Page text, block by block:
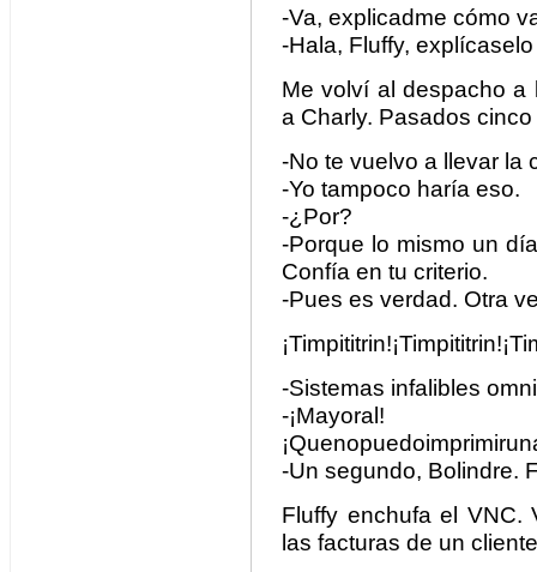
-Va, explicadme cómo
-Hala, Fluffy,
Me volví al despacho a
a Charly. Pasados
-No te vuelvo a llevar la
-Yo tampoco haría eso.
-¿Por?
-Porque lo mismo un
Confía en tu criterio.
-Pues es verdad. Otra
-Sistemas infalibles
-¡Mayoral!
-Un segundo, Bolindre.
Fluffy enchufa el VNC.
las facturas de un